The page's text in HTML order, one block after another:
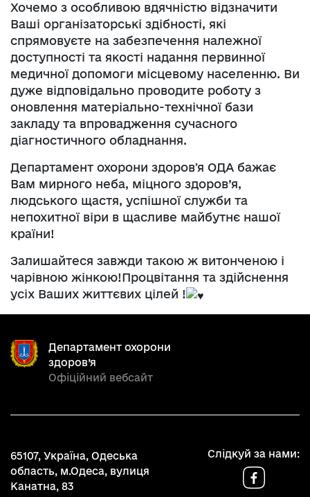
Хочемо з особливою вдячністю відзначити
Ваші організаторські здібності, які
спрямовуєте на забезпечення належної
доступності та якості надання первинної
медичної допомоги місцевому населенню. Ви
дуже відповідально проводите роботу з
оновлення матеріально-технічної бази
закладу та впровадження сучасного
діагностичного обладнання.
Департамент охорони здоровʼя ОДА бажає
Вам мирного неба, міцного здоров’я,
людського щастя, успішної служби та
непохитної віри в щасливе майбутнє нашої
країни!
Залишайтеся завжди такою ж витонченою і
чарівною жінкою!Процвітання та здійснення
усіх Ваших життєвих цілей !
Департамент охорони
здоров’я
Офіційний вебсайт
65107, Україна, Одеська
область, м.Одеса, вулиця
Канатна, 83
Слідкуй за нами: